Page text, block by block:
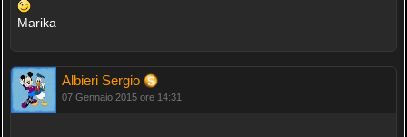
Marika
Albieri Sergio
07 Gennaio 2015 ore 14:31